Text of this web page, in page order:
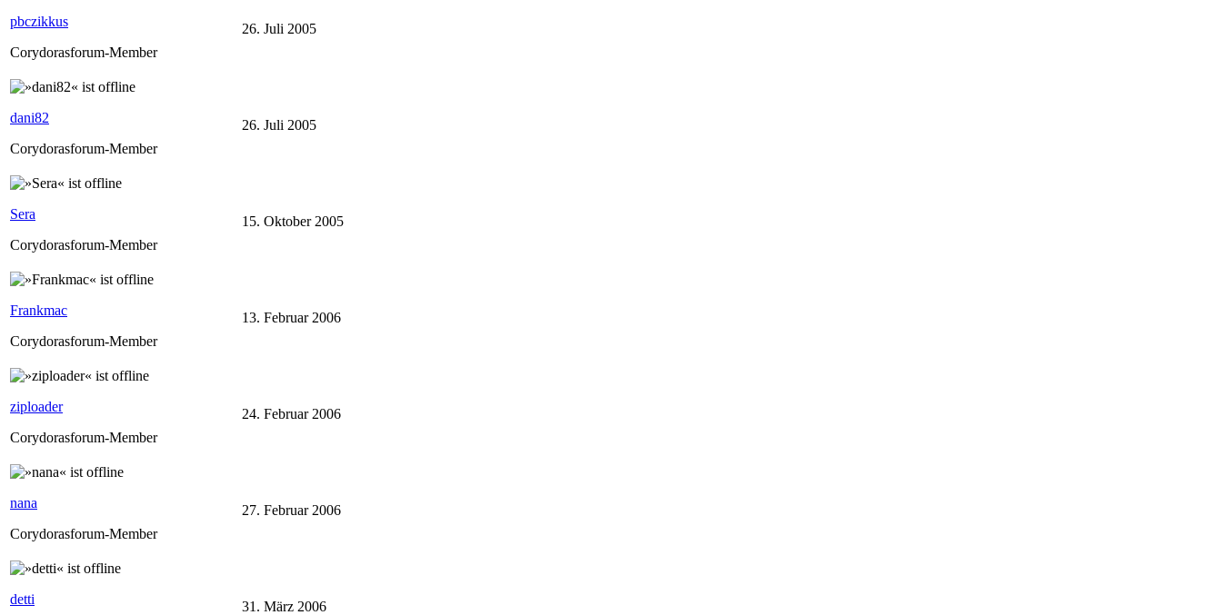
pbczikkus
Corydorasforum-Member
26. Juli 2005
dani82
Corydorasforum-Member
26. Juli 2005
Sera
Corydorasforum-Member
15. Oktober 2005
Frankmac
Corydorasforum-Member
13. Februar 2006
ziploader
Corydorasforum-Member
24. Februar 2006
nana
Corydorasforum-Member
27. Februar 2006
detti
31. März 2006